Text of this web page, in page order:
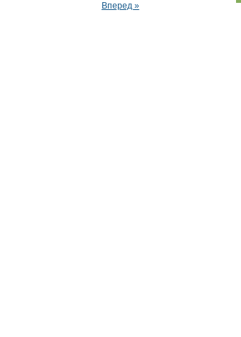
Вперед »